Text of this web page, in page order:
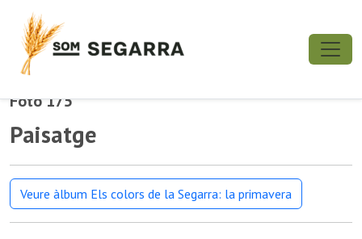
Foto 175
Paisatge
Veure àlbum Els colors de la Segarra: la primavera